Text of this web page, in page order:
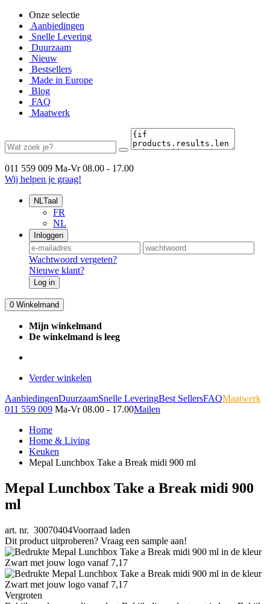
Onze selectie
Aanbiedingen
Snelle Levering
Duurzaam
Nieuw
Bestsellers
Made in Europe
Blog
FAQ
Maatwerk
011 559 009 Ma-Vr 08.00 - 17.00
Wij helpen je graag!
NLTaal
FR
NL
Inloggen
Wachtwoord vergeten?
Nieuwe klant?
Log in
0 Winkelmand
Mijn winkelmand
De winkelmand is leeg
Verder winkelen
AanbiedingenDuurzaamSnelle LeveringBest SellersFAQMaatwerk
011 559 009 Ma-Vr 08.00 - 17.00Mailen
Home
Home & Living
Keuken
Mepal Lunchbox Take a Break midi 900 ml
Mepal Lunchbox Take a Break midi 900
ml
art. nr. 30070404Voorraad laden
Dit product uitproberen? Vraag een sample aan!
Vergroten